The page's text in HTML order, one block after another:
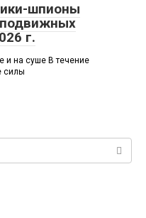
шпионы
г.
и на суше В течение
силы